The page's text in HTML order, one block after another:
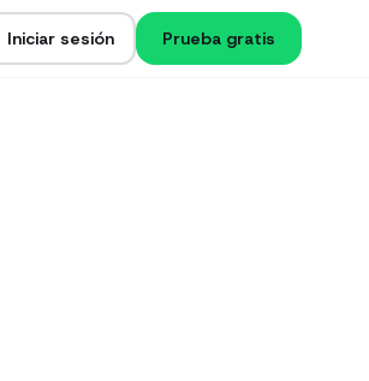
Iniciar sesión Prueba gratis